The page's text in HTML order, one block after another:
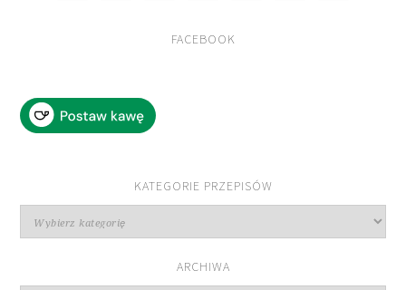
FACEBOOK
KATEGORIE PRZEPISÓW
przepisów
ARCHIWA